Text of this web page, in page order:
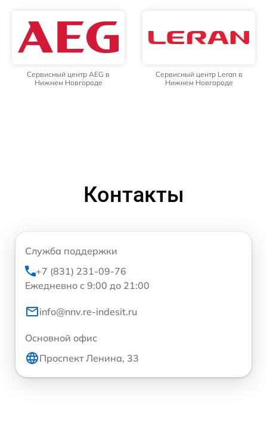
Сервисный центр AEG в
Нижнем Новгороде
Сервисный центр Leran в
Нижнем Новгороде
Контакты
Служба поддержки
+7 (831) 231-09-76
Ежедневно с 9:00 до 21:00
info@nnv.re-indesit.ru
Основной офис
Проспект Ленина, 33